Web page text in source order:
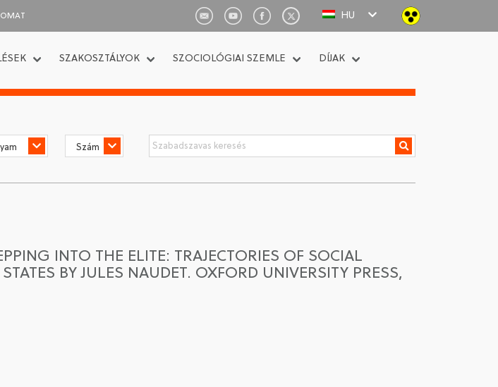
HU
SZAKOSZTÁLYOK SZOCIOLÓGIAI SZEMLE DÍJAK
INTO THE ELITE: TRAJECTORIES OF SOCIAL
BY JULES NAUDET. OXFORD UNIVERSITY PRESS,